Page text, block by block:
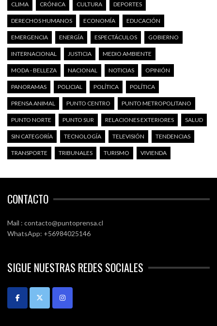
CLIMA CRÓNICA CULTURA DEPORTES
DERECHOS HUMANOS ECONOMÍA EDUCACIÓN
EMERGENCIA ENERGÍA ESPECTÁCULOS GOBIERNO
INTERNACIONAL JUSTICIA MEDIO AMBIENTE
MODA - BELLEZA NACIONAL NOTICIAS OPINIÓN
PANORAMAS POLICIAL POLÍTICA POLÍTICA
PRENSA ANIMAL PUNTO CENTRO PUNTO METROPOLITANO
PUNTO NORTE PUNTO SUR RELACIONES EXTERIORES SALUD
SIN CATEGORÍA TECNOLOGÍA TELEVISIÓN TENDENCIAS
TRANSPORTE TRIBUNALES TURISMO VIVIENDA
CONTACTO
Mail : contacto@puntoprensa.cl
WhatsApp: +56984025146
SIGUE NUESTRAS REDES SOCIALES